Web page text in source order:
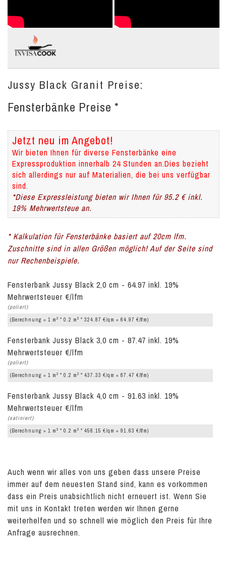
Jussy Black Granit Preise:
Fensterbänke Preise *
Jetzt neu im Angebot!
Wir bieten Ihnen für diverse Fensterbänke eine
Expressproduktion innerhalb 24 Stunden an.Dies bezieht
sich allerdings nur auf Materialien, die bei uns verfügbar
sind.
*Diese Expressleistung bieten wir Ihnen für 95.2 € inkl.
19% Mehrwertsteue an.
* Kalkulation für Fensterbänke basiert auf 20cm lfm.
Zuschnitte sind in allen Größen möglich! Auf der Seite sind
nur Rechenbeispiele.
Fensterbank Jussy Black 2,0 cm - 64.97 inkl. 19%
Mehrwertsteuer €/lfm
(poliert)
(Berechnung = 1 m 2 * 0.2 m 2 * 324.87 €/qm = 64.97 €/lfm)
Fensterbank Jussy Black 3,0 cm - 87.47 inkl. 19%
Mehrwertsteuer €/lfm
(poliert)
(Berechnung = 1 m 2 * 0.2 m 2 * 437.33 €/qm = 87.47 €/lfm)
Fensterbank Jussy Black 4,0 cm - 91.63 inkl. 19%
Mehrwertsteuer €/lfm
(satiniert)
(Berechnung = 1 m 2 * 0.2 m 2 * 458.15 €/qm = 91.63 €/lfm)
Auch wenn wir alles von uns geben dass unsere Preise
immer auf dem neuesten Stand sind, kann es vorkommen
dass ein Preis unabsichtlich nicht erneuert ist. Wenn Sie
mit uns in Kontakt treten werden wir Ihnen gerne
weiterhelfen und so schnell wie möglich den Preis für Ihre
Anfrage ausrechnen.